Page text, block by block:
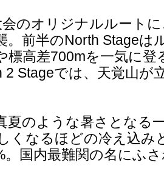
のオリジナルルート
。前半のNorth Stageは
標高差700mを一気に登
2 Stageでは、天覚山が
夏のような暑さとなる
くなるほどの冷え込み
。国内最難関の名にふ